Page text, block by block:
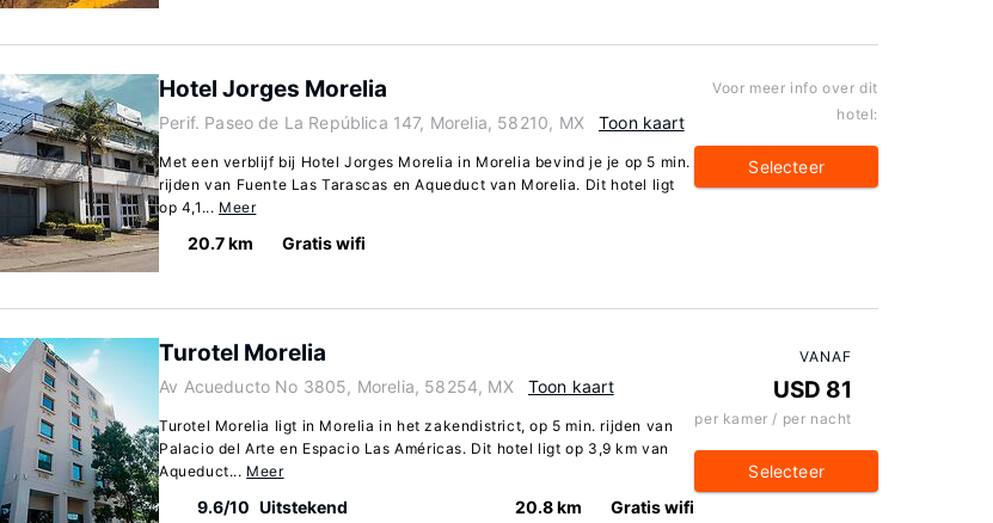
Hotel Jorges Morelia
Perif. Paseo de La República 147, Morelia, 58210, MX Toon kaart
Met een verblijf bij Hotel Jorges Morelia in Morelia bevind je je op 5 min.
rijden van Fuente Las Tarascas en Aqueduct van Morelia. Dit hotel ligt
op 4,1... Meer
20.7 km Gratis wifi
Voor meer info over dit
hotel:
Selecteer
Turotel Morelia
Av Acueducto No 3805, Morelia, 58254, MX Toon kaart
Turotel Morelia ligt in Morelia in het zakendistrict, op 5 min. rijden van
Palacio del Arte en Espacio Las Américas. Dit hotel ligt op 3,9 km van
Aqueduct... Meer
9.6/10 Uitstekend
20.8 km Gratis wifi
VANAF
USD 81
per kamer / per nacht
Selecteer